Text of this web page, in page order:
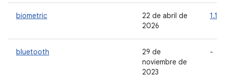
biometric
22 de abril de
2026
1.1.0
bluetooth
29 de
noviembre de
2023
-